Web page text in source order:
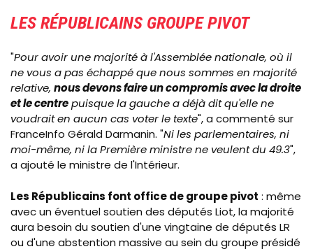
LES RÉPUBLICAINS GROUPE PIVOT
"Pour avoir une majorité à l'Assemblée nationale, où il
ne vous a pas échappé que nous sommes en majorité
relative, nous devons faire un compromis avec la droite
et le centrepuisque la gauche a déjà dit qu'elle ne
voudrait en aucun cas voter le texte", a commenté sur
FranceInfo Gérald Darmanin. "Ni les parlementaires, ni
moi-même, ni la Première ministre ne veulent du 49.3",
a ajouté le ministre de l'Intérieur.
Les Républicains font office de groupe pivot : même
avec un éventuel soutien des députés Liot, la majorité
aura besoin du soutien d'une vingtaine de députés LR
ou d'une abstention massive au sein du groupe présidé